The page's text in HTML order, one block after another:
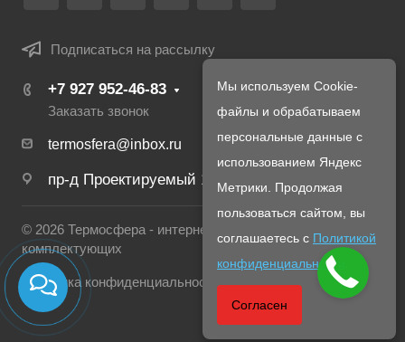
Подписаться на рассылку
+7 927 952-46-83
Заказать звонок
termosfera@inbox.ru
пр-д Проектируемый 1980-й, д. 4
© 2026 Термосфера - интернет магазин печей и
комплектующих
Политика конфиденциальности
Мы используем Cookie-
файлы и обрабатываем
персональные данные с
использованием Яндекс
Метрики. Продолжая
пользоваться сайтом, вы
соглашаетесь с Политикой
конфиденциальности
Согласен